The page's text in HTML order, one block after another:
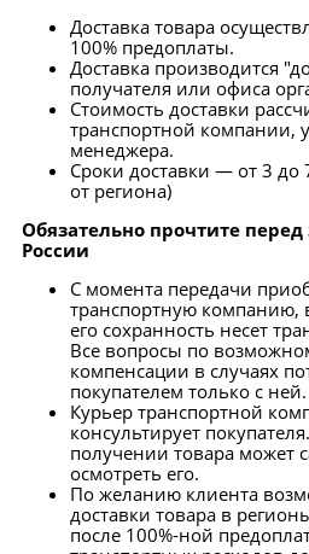
Доставка товара
100% предоплаты.
Доставка производится
получателя или офиса
Стоимость доставки
транспортной компании,
менеджера.
Сроки доставки — от 3 до
от региона)
Обязательно прочтите
России
С момента передачи
транспортную компанию,
его сохранность несет
Все вопросы по
компенсации в случаях
покупателем только с ней.
Курьер транспортной
консультирует
получении товара может
осмотреть его.
По желанию клиента
доставки товара в
после 100%-ной